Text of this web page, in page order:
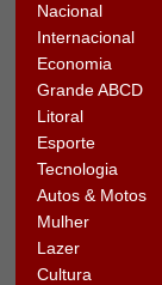
Nacional
Internacional
Economia
Grande ABCD
Litoral
Esporte
Tecnologia
Autos & Motos
Mulher
Lazer
Cultura